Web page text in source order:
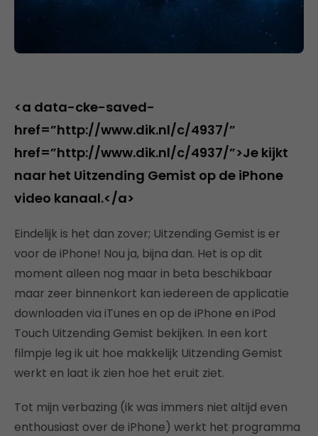
<a data-cke-saved-
href=”http://www.dik.nl/c/4937/”
href=”http://www.dik.nl/c/4937/”>Je kijkt
naar het Uitzending Gemist op de iPhone
video kanaal.</a>
Eindelijk is het dan zover; Uitzending Gemist is er
voor de iPhone! Nou ja, bijna dan. Het is op dit
moment alleen nog maar in beta beschikbaar
maar zeer binnenkort kan iedereen de applicatie
downloaden via iTunes en op de iPhone en iPod
Touch Uitzending Gemist bekijken. In een kort
filmpje leg ik uit hoe makkelijk Uitzending Gemist
werkt en laat ik zien hoe het eruit ziet.
Tot mijn verbazing (ik was immers niet altijd even
enthousiast over de iPhone) werkt het programma